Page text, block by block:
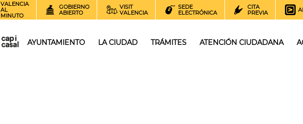
VALENCIA
AL
MINUTO
GOBIERNO
ABIERTO
VISIT
VALENCIA
SEDE
ELECTRÓNICA
CITA
PREVIA
AYUNTAMIENTO LA CIUDAD TRÁMITES ATENCIÓN CIUDADANA